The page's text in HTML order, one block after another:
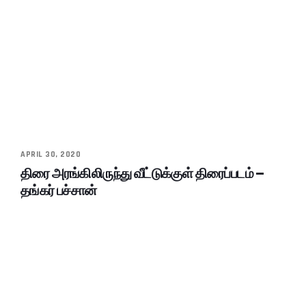
APRIL 30, 2020
திரை அரங்கிலிருந்து வீட்டுக்குள் திரைப்படம் –
தங்கர் பச்சான்